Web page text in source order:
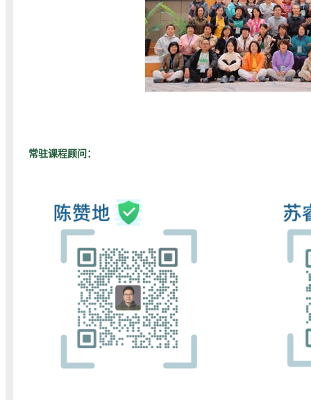
常驻课程顾问：